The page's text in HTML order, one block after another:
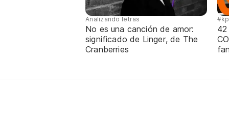
Analizando letras
No es una canción de amor:
significado de Linger, de The
Cranberries